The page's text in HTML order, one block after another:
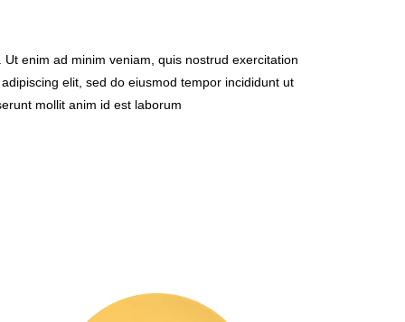
enim ad minim veniam, quis nostrud exercitation
elit, sed do eiusmod tempor incididunt ut
mollit anim id est laborum